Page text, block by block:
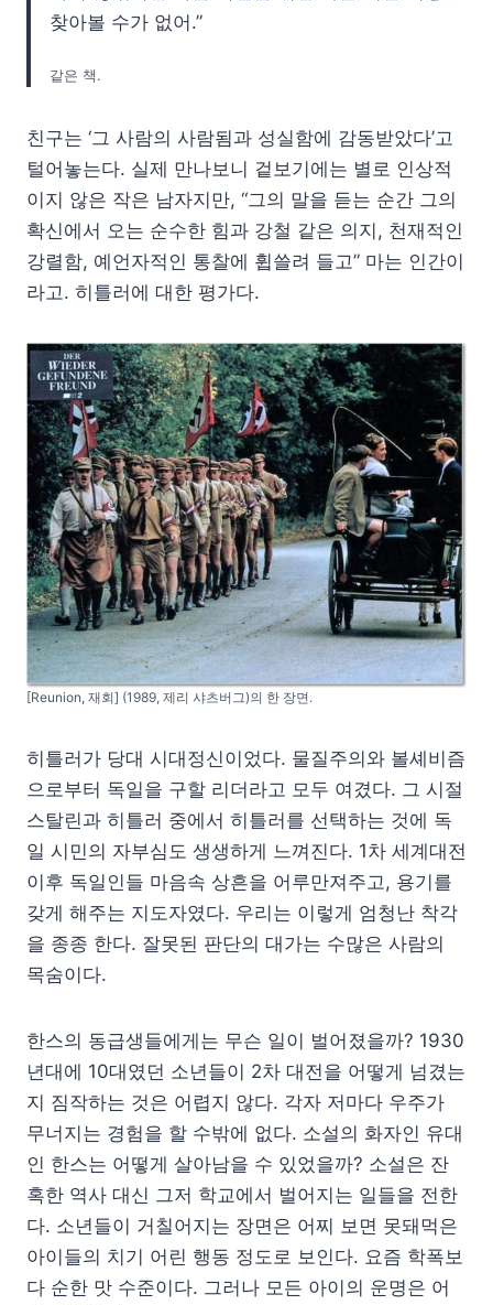
찾아볼 수가 없어.”
같은 책.
친구는 ‘그 사람의 사람됨과 성실함에 감동받았다’고
털어놓는다. 실제 만나보니 겉보기에는 별로 인상적
이지 않은 작은 남자지만, “그의 말을 듣는 순간 그의
확신에서 오는 순수한 힘과 강철 같은 의지, 천재적인
강렬함, 예언자적인 통찰에 휩쓸려 들고” 마는 인간이
라고. 히틀러에 대한 평가다.
[Reunion, 재회] (1989, 제리 샤츠버그)의 한 장면.
히틀러가 당대 시대정신이었다. 물질주의와 볼셰비즘
으로부터 독일을 구할 리더라고 모두 여겼다. 그 시절
스탈린과 히틀러 중에서 히틀러를 선택하는 것에 독
일 시민의 자부심도 생생하게 느껴진다. 1차 세계대전
이후 독일인들 마음속 상흔을 어루만져주고, 용기를
갖게 해주는 지도자였다. 우리는 이렇게 엄청난 착각
을 종종 한다. 잘못된 판단의 대가는 수많은 사람의
목숨이다.
한스의 동급생들에게는 무슨 일이 벌어졌을까? 1930
년대에 10대였던 소년들이 2차 대전을 어떻게 넘겼는
지 짐작하는 것은 어렵지 않다. 각자 저마다 우주가
무너지는 경험을 할 수밖에 없다. 소설의 화자인 유대
인 한스는 어떻게 살아남을 수 있었을까? 소설은 잔
혹한 역사 대신 그저 학교에서 벌어지는 일들을 전한
다. 소년들이 거칠어지는 장면은 어찌 보면 못돼먹은
아이들의 치기 어린 행동 정도로 보인다. 요즘 학폭보
다 순한 맛 수준이다. 그러나 모든 아이의 운명은 어